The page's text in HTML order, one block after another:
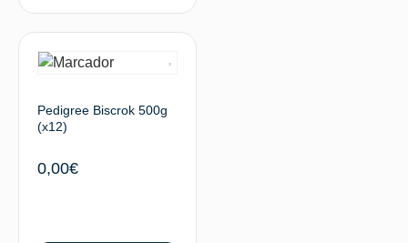
Pedigree Biscrok 500g
(x12)
0,00€